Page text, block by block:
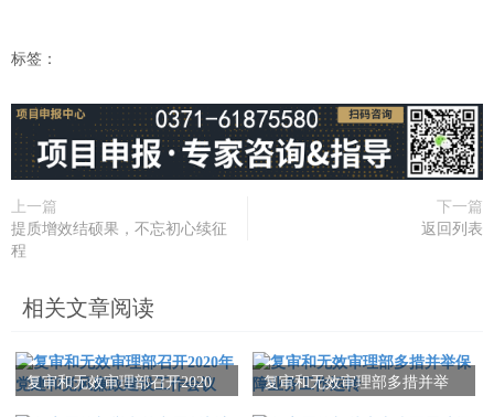
标签：
上一篇
提质增效结硕果，不忘初心续征
程
下一篇
返回列表
相关文章阅读
复审和无效审理部召开2020
复审和无效审理部多措并举